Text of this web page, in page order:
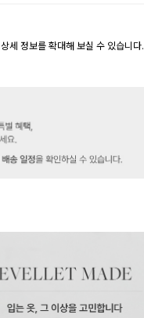
상세 정보를 확대해 보실 수 있습니다.